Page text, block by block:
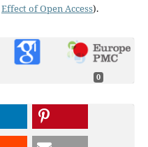
Effect of Open Access).
0